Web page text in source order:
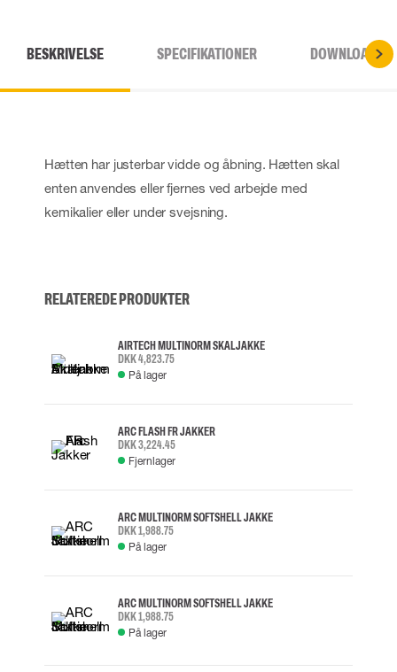
BESKRIVELSE SPECIFIKATIONER DOWNLOADS
Hætten har justerbar vidde og åbning. Hætten skal
enten anvendes eller fjernes ved arbejde med
kemikalier eller under svejsning.
RELATEREDE PRODUKTER
AIRTECH MULTINORM SKALJAKKE
DKK 4,823.75
På lager
ARC FLASH FR JAKKER
DKK 3,224.45
Fjernlager
ARC MULTINORM SOFTSHELL JAKKE
DKK 1,988.75
På lager
ARC MULTINORM SOFTSHELL JAKKE
DKK 1,988.75
På lager